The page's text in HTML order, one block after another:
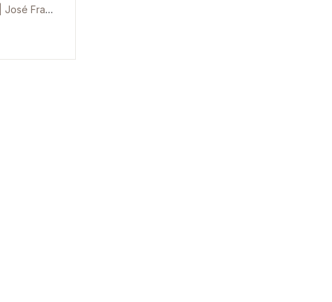
Gregoire Le Guenec | José Francisco Valente